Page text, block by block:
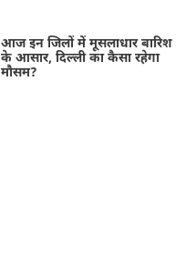
आज इन जिलों में मूसलाधार बारिश
के आसार, दिल्ली का कैसा रहेगा
मौसम?